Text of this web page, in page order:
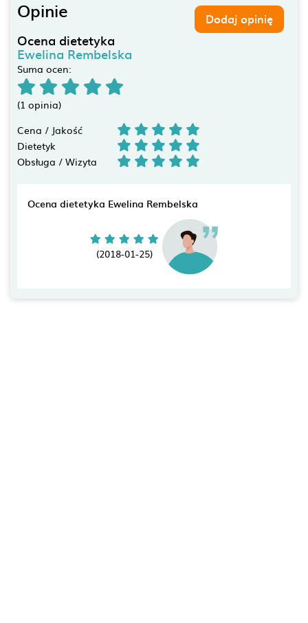
Opinie Dodaj opinię
Ocena dietetyka
Ewelina Rembelska
Suma ocen:
(1 opinia)
Cena / Jakość
Dietetyk
Obsługa / Wizyta
Ocena dietetyka Ewelina Rembelska
(2018-01-25)